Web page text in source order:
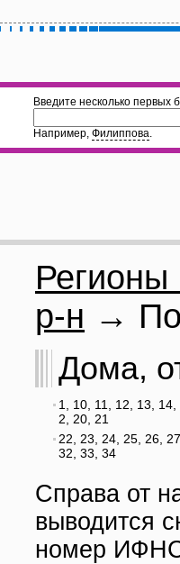
Введите несколько первых
Например, Филиппова.
Регионы
р-н →
Дома,
1, 10, 11, 12, 13, 14,
2, 20, 21
22, 23, 24, 25, 26,
32, 33, 34
Справа от
выводится
номер